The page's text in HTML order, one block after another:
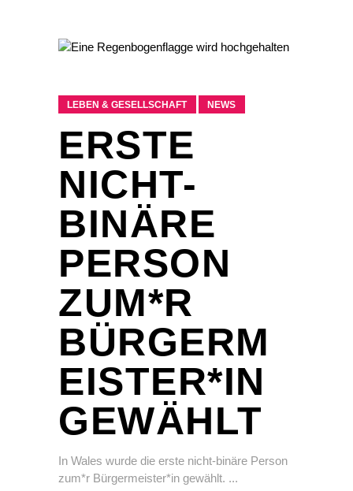
LEBEN & GESELLSCHAFT NEWS
ERSTE
NICHT-
BINÄRE
PERSON
ZUM*R
BÜRGERM
EISTER*IN
GEWÄHLT
In Wales wurde die erste nicht-binäre Person
zum*r Bürgermeister*in gewählt.